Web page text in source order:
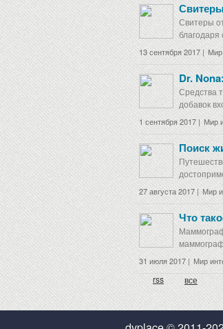
Свитеры
благодаря
13 сентября 2017 | Мир
Dr.
Средства
добавок
1 сентября 2017 | Мир
Поиск
27 августа 2017 | Мир
Что
31 июля 2017 | Мир
rss все